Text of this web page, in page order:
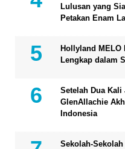
Lulusan yang
Petakan Enam
Hollyland MELO
Lengkap dalam
Setelah Dua
GlenAllachie
Indonesia
Sekolah-